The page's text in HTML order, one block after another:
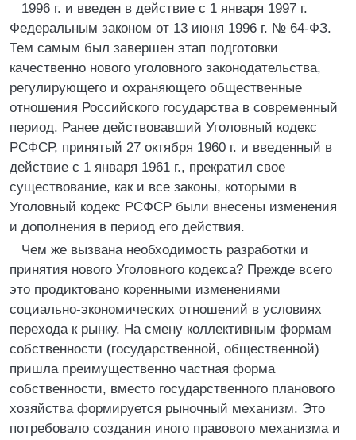
1996 г. и введен в действие с 1 января 1997 г.
Федеральным законом от 13 июня 1996 г. № 64-ФЗ.
Тем самым был завершен этап подготовки
качественно нового уголовного законодательства,
регулирующего и охраняющего общественные
отношения Российского государства в современный
период. Ранее действовавший Уголовный кодекс
РСФСР, принятый 27 октября 1960 г. и введенный в
действие с 1 января 1961 г., прекратил свое
существование, как и все законы, которыми в
Уголовный кодекс РСФСР были внесены изменения
и дополнения в период его действия.
Чем же вызвана необходимость разработки и
принятия нового Уголовного кодекса? Прежде всего
это продиктовано коренными изменениями
социально-экономических отношений в условиях
перехода к рынку. На смену коллективным формам
собственности (государственной, общественной)
пришла преимущественно частная форма
собственности, вместо государственного планового
хозяйства формируется рыночный механизм. Это
потребовало создания иного правового механизма и